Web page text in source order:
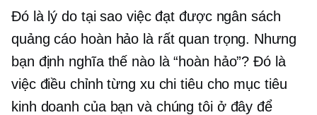
Đó là lý do tại sao việc đạt được ngân sách
quảng cáo hoàn hảo là rất quan trọng. Nhưng
bạn định nghĩa thế nào là “hoàn hảo”? Đó là
việc điều chỉnh từng xu chi tiêu cho mục tiêu
kinh doanh của bạn và chúng tôi ở đây để